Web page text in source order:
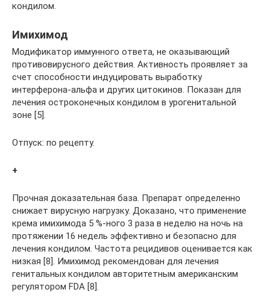
кондилом.
Имихимод
Модификатор иммунного ответа, не оказывающий
противовирусного действия. Активность проявляет за
счет способности индуцировать выработку
интерферона-альфа и других цитокинов. Показан для
лечения остроконечных кондилом в урогенитальной
зоне [5].
Отпуск: по рецепту.
+
Прочная доказательная база. Препарат определенно
снижает вирусную нагрузку. Доказано, что применение
крема имихимода 5 %-ного 3 раза в неделю на ночь на
протяжении 16 недель эффективно и безопасно для
лечения кондилом. Частота рецидивов оценивается как
низкая [8]. Имихимод рекомендован для лечения
генитальных кондилом авторитетным американским
регулятором FDA [8].